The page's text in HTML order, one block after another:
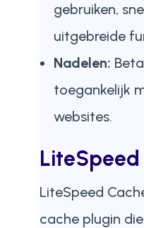
gebruiken,
uitgebreide
Nadelen:
toegankelijk
websites.
LiteSpeed
LiteSpeed
cache plugin